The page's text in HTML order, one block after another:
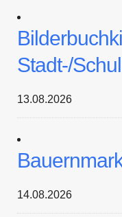
Stadt-/
13.08.2026
14.08.2026